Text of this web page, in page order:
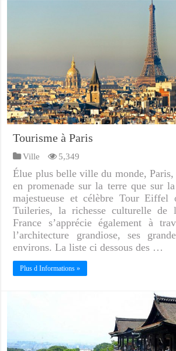
Tourisme à Paris
Ville 5,349
Élue plus belle ville du monde, Paris,
en promenade sur la terre que sur
majestueuse et célèbre Tour Eiffel
Tuileries, la richesse culturelle de
France s’apprécie également à
l’architecture grandiose, ses
environs. La liste ci dessous des …
Plus d Informations »